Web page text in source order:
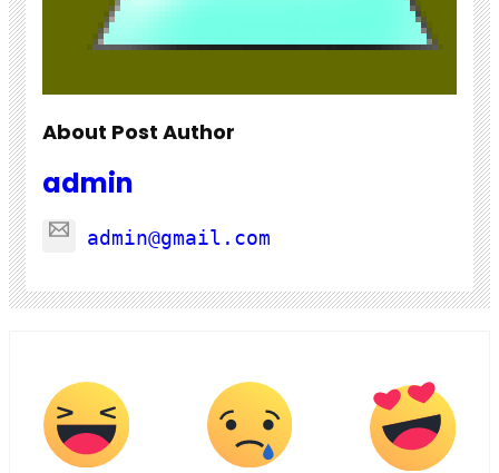
About Post Author
admin
admin@gmail.com